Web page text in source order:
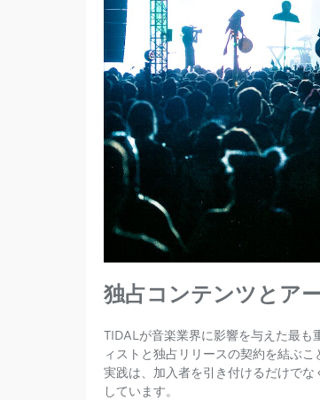
独占コンテンツとア
TIDALが音楽業界に影響を与えた最も
ィストと独占リリースの契約を結ぶ
実践は、加入者を引き付けるだけで
しています。